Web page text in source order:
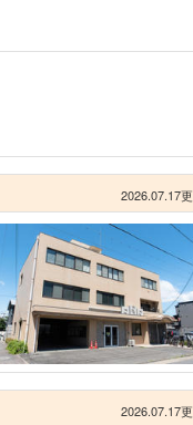
2026.07.17
2026.07.17